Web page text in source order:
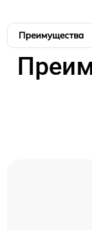
Преимущества